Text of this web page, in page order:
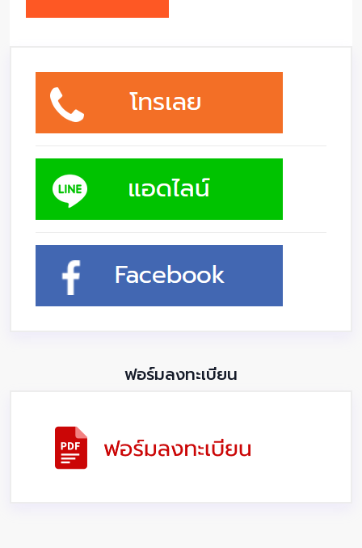
ฟอร์มลงทะเบียน